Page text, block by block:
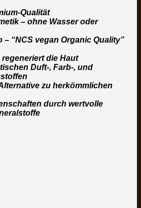
Qualität
– ohne Wasser oder
– “NCS vegan Organic Quality”
die Haut
Duft-, Farb-, und
zu herkömmlichen
durch wertvolle